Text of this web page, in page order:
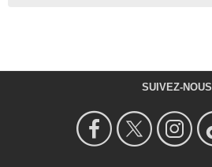
SUIVEZ-NOUS